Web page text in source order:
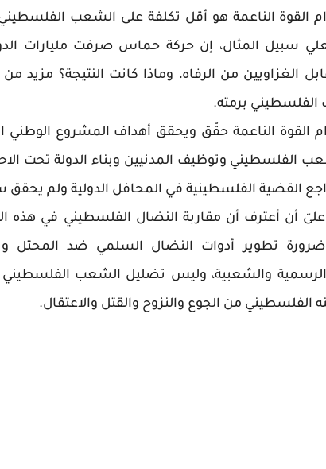
القوة الناعمة هو أقل تكلفة على الشعب
سبيل المثال، إن حركة حماس صرفت مليارات
الغزاويين من الرفاه، وماذا كانت النتيجة؟ مزيد
الفلسطيني برمته.
القوة الناعمة حقّق ويحقق أهداف المشروع الوطني
الفلسطيني وتوظيف المدنيين وبناء الدولة تحت
القضية الفلسطينية في المحافل الدولية ولم يحقق
علىّ أن أعترف أن مقاربة النضال الفلسطيني في هذه
تطوير أدوات النضال السلمي ضد المحتل
الرسمية والشعبية، وليس تضليل الشعب
الفلسطيني من الجوع والنزوح والقتل والاعتقال.